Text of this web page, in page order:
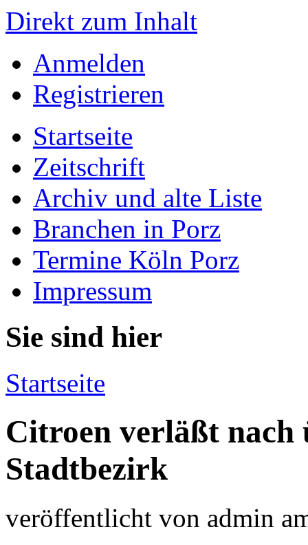
Direkt zum Inhalt
Anmelden
Registrieren
Startseite
Zeitschrift
Archiv und alte Liste
Branchen in Porz
Termine Köln Porz
Impressum
Sie sind hier
Startseite
Citroen verläßt nach
Stadtbezirk
veröffentlicht von admin